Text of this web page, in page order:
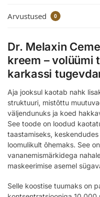
Arvustused 0
Dr. Melaxin
kreem – volüümi
karkassi
Aja jooksul kaotab nahk
struktuuri, mistõttu
väljendunuks ja koed
See toode on loodud
taastamiseks,
loomulikult õhemaks. See
vananemismärkidega
maskeerimise asemel
Selle koostise tuumaks on